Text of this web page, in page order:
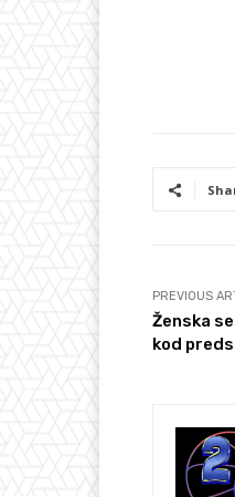
PREVIOUS
Ženska
kod